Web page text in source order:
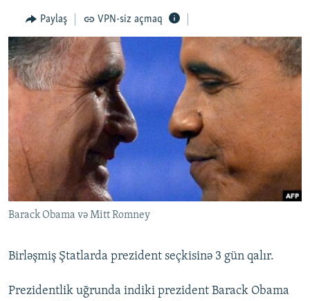
FƏRQƏ BAX
QANUNI DOĞRU
ARAŞDIRMA
MULTIMEDIA
FOTOQALEREYA
İNFOQRAFIKA
KARIKATURA
RADIO ARXIV
OXU ZALI
AZƏRBAYCAN ƏDƏBIYYATI KITABXANASI
İSLAM VƏ DEMOKRATIYA
İZ - MƏDƏNIYYƏT PROQRAMI
HAQQIMIZDA
MISSIYAMIZ
PEŞƏ ETIKASI VƏ JURNALISTIKA STANDARTLARIMIZ
MATERIALLARIMIZDAN ISTIFADƏ
XƏBƏR BÜLLETENLƏRIMIZ
BIZI IZLƏ
Paylaş VPN-siz açmaq
Barack Obama və Mitt Romney
Birləşmiş Ştatlarda prezident seçkisinə 3 gün qalır.
Prezidentlik uğrunda indiki prezident Barack Obama